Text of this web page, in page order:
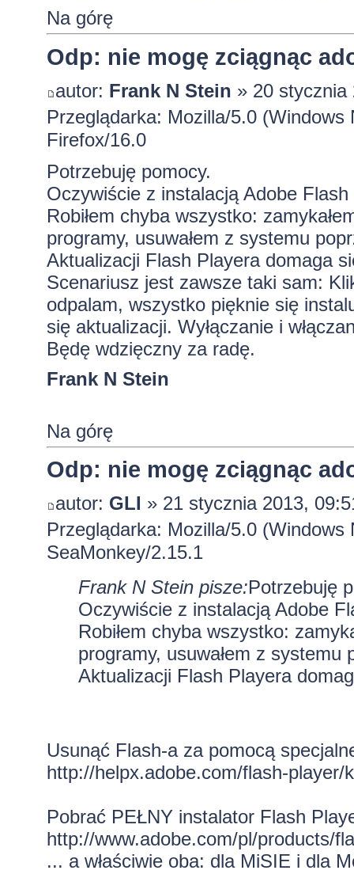
Na górę
Odp: nie mogę zciągnąc
autor: Frank N Stein » 20 stycznia
Przeglądarka: Mozilla/5.0
Firefox/16.0
Potrzebuję pomocy.
Oczywiście z instalacją Adobe
Robiłem chyba wszystko:
programy, usuwałem z systemu
Aktualizacji Flash Playera domaga
Scenariusz jest zawsze taki sam:
odpalam, wszystko pięknie się
się aktualizacji. Wyłączanie i
Będę wdzięczny za radę.
Frank N Stein
Na górę
Odp: nie mogę zciągnąc
autor: GLI » 21 stycznia 2013,
Przeglądarka: Mozilla/5.0
SeaMonkey/2.15.1
Frank N Stein pisze:Potrzebuję
Oczywiście z instalacją Adobe
Robiłem chyba wszystko:
programy, usuwałem z systemu
Aktualizacji Flash Playera
Usunąć Flash-a za pomocą
http://helpx.adobe.com/flash-player/
Pobrać PEŁNY instalator Flash
http://www.adobe.com/pl/products/
... a właściwie oba: dla MiSIE i dla